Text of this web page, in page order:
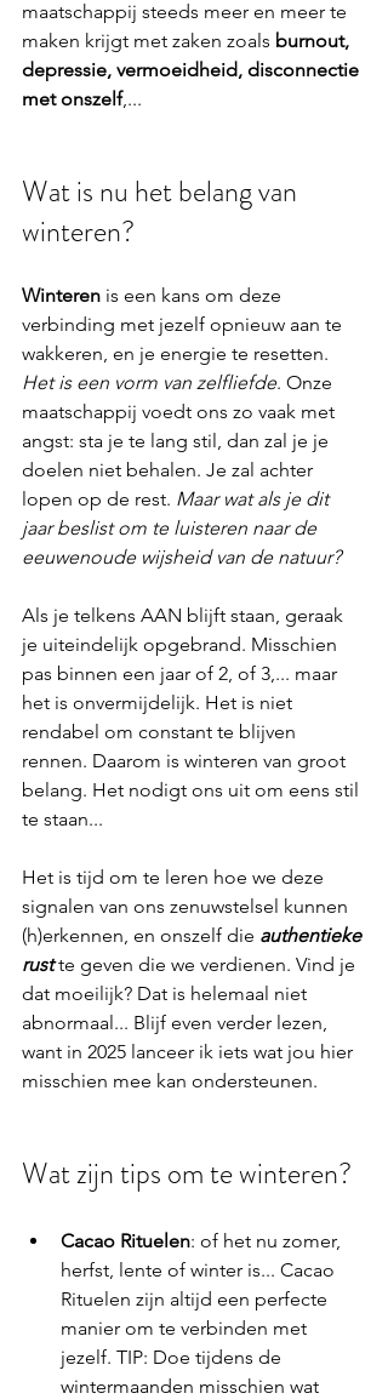
maatschappij steeds meer en meer te
maken krijgt met zaken zoals burnout,
depressie, vermoeidheid, disconnectie
met onszelf,...
Wat is nu het belang van
winteren?
Winteren is een kans om deze
verbinding met jezelf opnieuw aan te
wakkeren, en je energie te resetten.
Het is een vorm van zelfliefde. Onze
maatschappij voedt ons zo vaak met
angst: sta je te lang stil, dan zal je je
doelen niet behalen. Je zal achter
lopen op de rest. Maar wat als je dit
jaar beslist om te luisteren naar de
eeuwenoude wijsheid van de natuur?
Als je telkens AAN blijft staan, geraak
je uiteindelijk opgebrand. Misschien
pas binnen een jaar of 2, of 3,... maar
het is onvermijdelijk. Het is niet
rendabel om constant te blijven
rennen. Daarom is winteren van groot
belang. Het nodigt ons uit om eens stil
te staan...
Het is tijd om te leren hoe we deze
signalen van ons zenuwstelsel kunnen
(h)erkennen, en onszelf die authentieke
rust te geven die we verdienen. Vind je
dat moeilijk? Dat is helemaal niet
abnormaal... Blijf even verder lezen,
want in 2025 lanceer ik iets wat jou hier
misschien mee kan ondersteunen.
Wat zijn tips om te winteren?
Cacao Rituelen: of het nu zomer,
herfst, lente of winter is... Cacao
Rituelen zijn altijd een perfecte
manier om te verbinden met
jezelf. TIP: Doe tijdens de
wintermaanden misschien wat